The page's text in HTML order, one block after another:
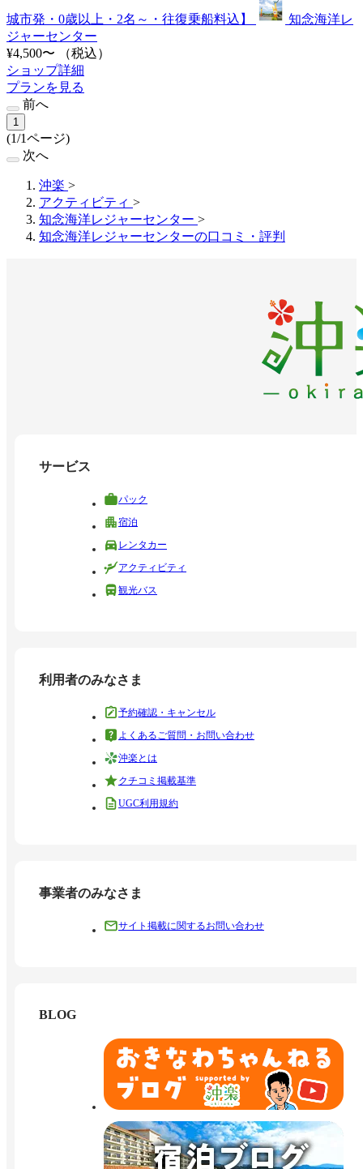
城市発・0歳以上・2名～・往復乗船料込】
知念海洋レ
ジャーセンター
¥4,500〜
（税込）
ショップ詳細
プランを見る
前へ
1
(1/1ページ)
次へ
沖楽 >
アクティビティ >
知念海洋レジャーセンター >
知念海洋レジャーセンターの口コミ・評判
サービス
パック
宿泊
レンタカー
アクティビティ
観光バス
利用者のみなさま
予約確認・キャンセル
よくあるご質問・お問い合わせ
沖楽とは
クチコミ掲載基準
UGC利用規約
事業者のみなさま
サイト掲載に関するお問い合わせ
BLOG